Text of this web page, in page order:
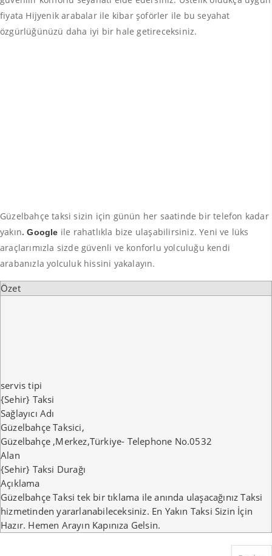
fiyata Hijyenik arabalar ile kibar şoförler ile bu seyahat
özgürlüğünüzü daha iyi bir hale getireceksiniz.
Güzelbahçe taksi sizin için günün her saatinde bir telefon kadar
yakın.Google ile rahatlıkla bize ulaşabilirsiniz. Yeni ve lüks
araçlarımızla sizde güvenli ve konforlu yolculuğu kendi
arabanızla yolculuk hissini yakalayın.
Özet
servis tipi
{Sehir} Taksi
Sağlayıcı Adı
Güzelbahçe Taksici,
Güzelbahçe ,Merkez,Türkiye- Telephone No.0532
Alan
{Sehir} Taksi Durağı
Açıklama
Güzelbahçe Taksi tek bir tıklama ile anında ulaşacağınız Taksi
hizmetinden yararlanabileceksiniz. En Yakın Taksi Sizin İçin
Hazır. Hemen Arayın Kapınıza Gelsin.